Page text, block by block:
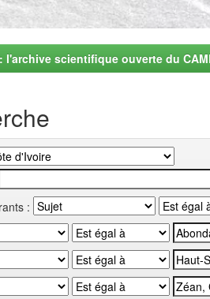
: l'archive scientifique ouverte du
: